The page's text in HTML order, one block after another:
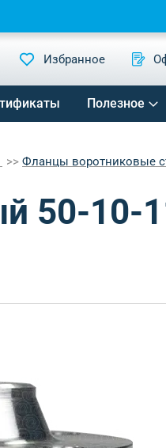
Избранное
Полезное
Фланцы воротниковые
50-10-